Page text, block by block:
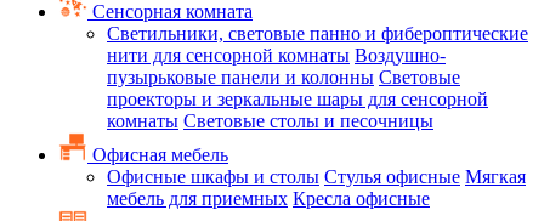
Сенсорная комната
Светильники, световые панно и фибероптические
нити для сенсорной комнаты Воздушно-
пузырьковые панели и колонны Световые
проекторы и зеркальные шары для сенсорной
комнаты Световые столы и песочницы
Офисная мебель
Офисные шкафы и столы Стулья офисные Мягкая
мебель для приемных Кресла офисные